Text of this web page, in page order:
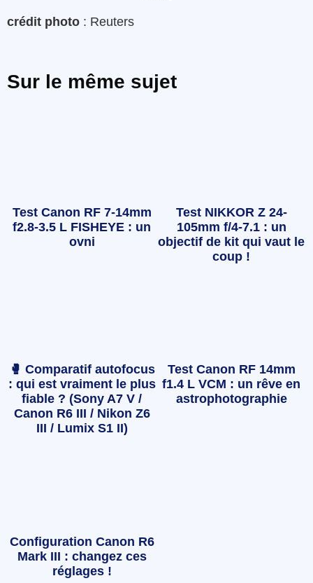
crédit photo : Reuters
Sur le même sujet
Test Canon RF 7-14mm
f2.8-3.5 L FISHEYE : un
ovni
Test NIKKOR Z 24-
105mm f/4-7.1 : un
objectif de kit qui vaut le
coup !
🥊 Comparatif autofocus
: qui est vraiment le plus
fiable ? (Sony A7 V /
Canon R6 III / Nikon Z6
III / Lumix S1 II)
Test Canon RF 14mm
f1.4 L VCM : un rêve en
astrophotographie
Configuration Canon R6
Mark III : changez ces
réglages !